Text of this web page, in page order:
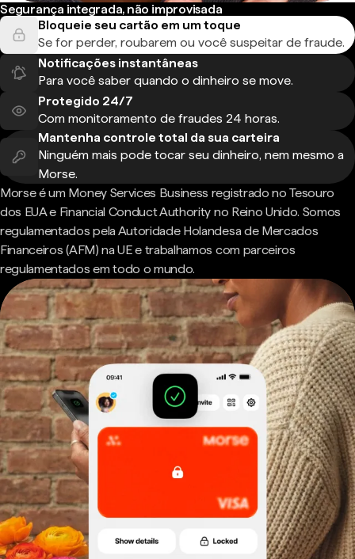
Segurança integrada, não improvisada
Bloqueie seu cartão em um toque
Se for perder, roubarem ou você suspeitar de fraude.
Notificações instantâneas
Para você saber quando o dinheiro se move.
Protegido 24/7
Com monitoramento de fraudes 24 horas.
Mantenha controle total da sua carteira
Ninguém mais pode tocar seu dinheiro, nem mesmo a
Morse.
Morse é um Money Services Business registrado no Tesouro
dos EUA e Financial Conduct Authority no Reino Unido. Somos
regulamentados pela Autoridade Holandesa de Mercados
Financeiros (AFM) na UE e trabalhamos com parceiros
regulamentados em todo o mundo.